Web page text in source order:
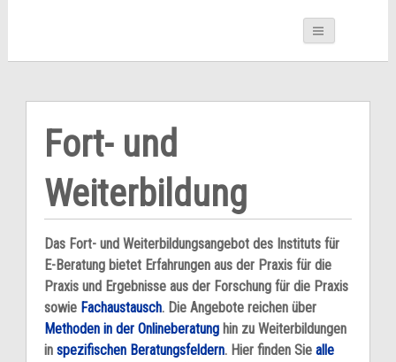
Fort- und
Weiterbildung
Das Fort- und Weiterbildungsangebot des Instituts für
E-Beratung bietet Erfahrungen aus der Praxis für die
Praxis und Ergebnisse aus der Forschung für die Praxis
sowie Fachaustausch. Die Angebote reichen über
Methoden in der Onlineberatunghin zu Weiterbildungen
in spezifischen Beratungsfeldern. Hier finden Sie alle